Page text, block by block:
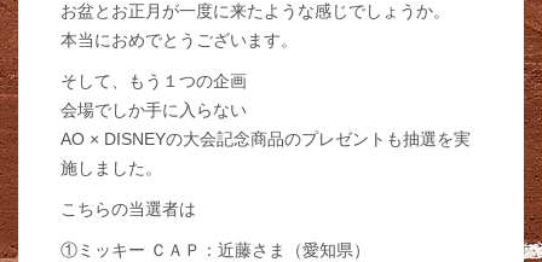
お盆とお正月が一度に来たような感じでしょうか。
本当におめでとうございます。
そして、もう１つの企画
会場でしか手に入らない
AO × DISNEYの大会記念商品のプレゼントも抽選を実
施しました。
こちらの当選者は
①ミッキー ＣＡＰ：近藤さま（愛知県）